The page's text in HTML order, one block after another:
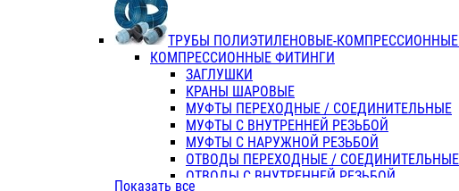
Отвертки
Хоз. инвентарь
ЭЛ. ИНСТРУМЕНТ OASIS
ТРУБЫ ПОЛИЭТИЛЕНОВЫЕ-
КОМПРЕССИОННЫЕ ФИТИНГИ
ЗАГЛУШКИ
КРАНЫ ШАРОВЫЕ
МУФТЫ ПЕРЕХОДНЫЕ / СОЕДИНИТЕЛЬНЫЕ
МУФТЫ С ВНУТРЕННЕЙ РЕЗЬБОЙ
МУФТЫ С НАРУЖНОЙ РЕЗЬБОЙ
ОТВОДЫ ПЕРЕХОДНЫЕ / СОЕДИНИТЕЛЬНЫЕ
ОТВОДЫ С ВНУТРЕННЕЙ РЕЗЬБОЙ
Показать все